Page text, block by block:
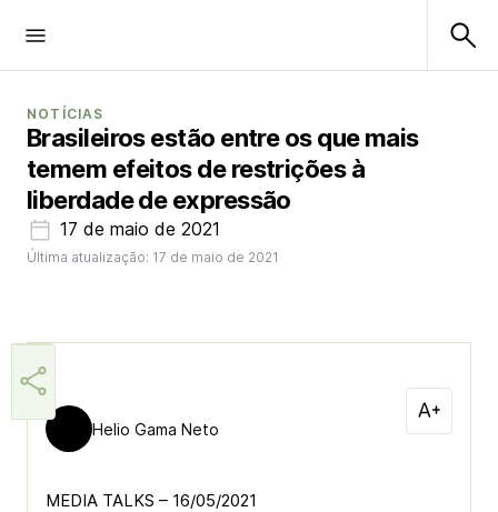
NOTÍCIAS
Brasileiros estão entre os que mais
temem efeitos de restrições à
liberdade de expressão
17 de maio de 2021
Última atualização: 17 de maio de 2021
Helio Gama Neto
MEDIA TALKS – 16/05/2021